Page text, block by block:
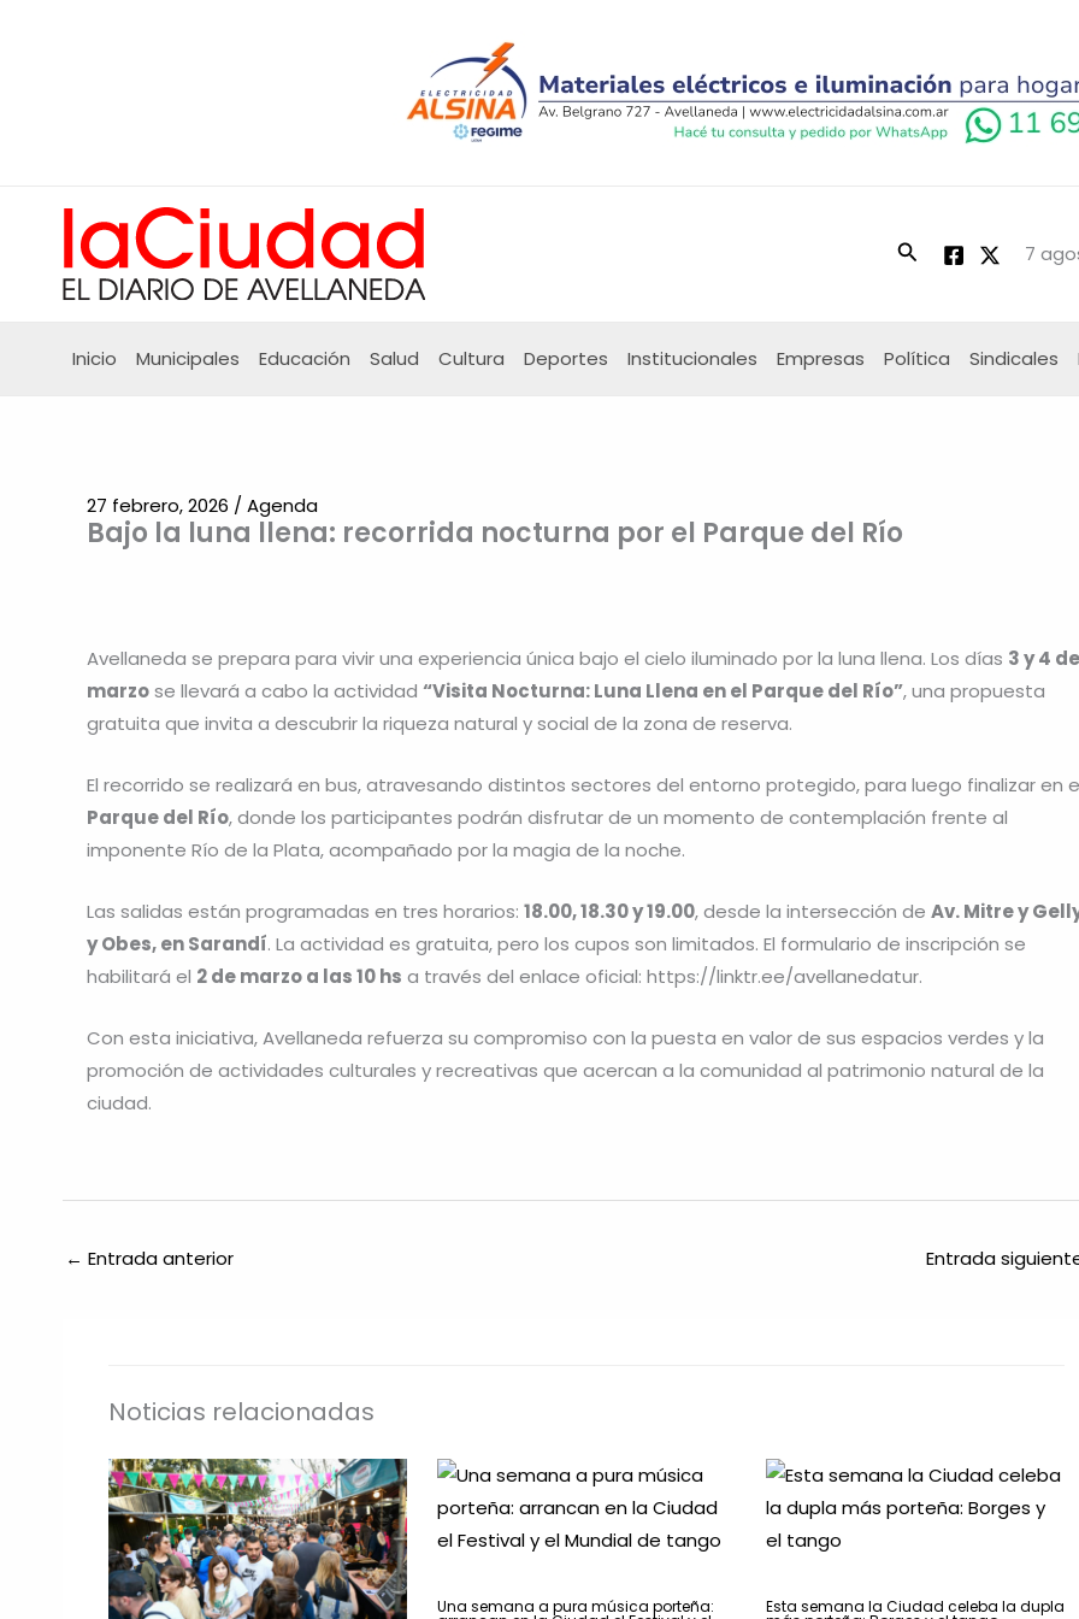
Buscar 7
Inicio Municipales Educación Salud Cultura Deportes Institucionales Empresas Política Sindicales
Bajo la luna llena: recorrida nocturna por el Parque del Río
27 febrero, 2026 / Agenda
Avellaneda se prepara para vivir una experiencia única bajo el cielo iluminado por la luna llena. Los días 3 y 4 de
marzose llevará a cabo la actividad “Visita Nocturna: Luna Llena en el Parque del Río”, una propuesta
gratuita que invita a descubrir la riqueza natural y social de la zona de reserva.
El recorrido se realizará en bus, atravesando distintos sectores del entorno protegido, para luego finalizar en
Parque del Río, donde los participantes podrán disfrutar de un momento de contemplación frente al
imponente Río de la Plata, acompañado por la magia de la noche.
Las salidas están programadas en tres horarios: 18.00, 18.30 y 19.00, desde la intersección de Av. Mitre y
y Obes, en Sarandí. La actividad es gratuita, pero los cupos son limitados. El formulario de inscripción se
habilitará el 2 de marzo a las 10 hs a través del enlace oficial: https://linktr.ee/avellanedatur.
Con esta iniciativa, Avellaneda refuerza su compromiso con la puesta en valor de sus espacios verdes y la
promoción de actividades culturales y recreativas que acercan a la comunidad al patrimonio natural de la
ciudad.
← Entrada anterior Entrada
Noticias relacionadas
Una semana a pura música porteña: Esta semana la Ciudad celeba la dupla